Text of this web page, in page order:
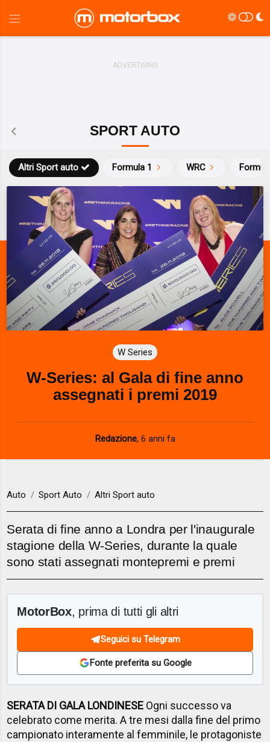
SPORT AUTO
Formula 1 WRC
Altri Sport auto
W Series
W-Series: al Gala di fine anno
assegnati i premi 2019
Redazione, 6 anni fa
Auto Sport Auto Altri Sport auto
Serata di fine anno a Londra per l'inaugurale
stagione della W-Series, durante la quale
sono stati assegnati montepremi e premi
MotorBox, prima di tutti gli altri
Seguici su Telegram
Fonte preferita su Google
SERATA DI GALA LONDINESE Ogni successo va
celebrato come merita. A tre mesi dalla fine del primo
campionato interamente al femminile, le protagoniste